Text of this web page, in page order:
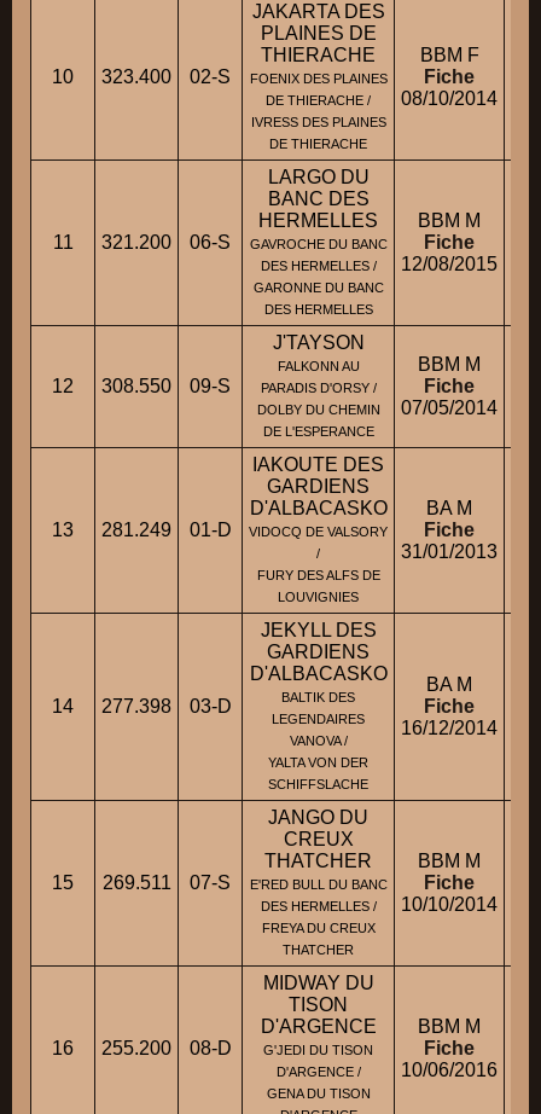
10 323.400 02-S
JAKARTA DES
PLAINES DE
THIERACHE
FOENIX DES PLAINES
DE THIERACHE /
IVRESS DES PLAINES
DE THIERACHE
BBM F
Fiche
08/10/2014
11 321.200 06-S
LARGO DU
BANC DES
HERMELLES
GAVROCHE DU BANC
DES HERMELLES /
GARONNE DU BANC
DES HERMELLES
BBM M
Fiche
12/08/2015
12 308.550 09-S
J'TAYSON
FALKONN AU
PARADIS D'ORSY /
DOLBY DU CHEMIN
DE L'ESPERANCE
BBM M
Fiche
07/05/2014
13 281.249 01-D
IAKOUTE DES
GARDIENS
D'ALBACASKO
VIDOCQ DE VALSORY
/
FURY DES ALFS DE
LOUVIGNIES
BA M
Fiche
31/01/2013
14 277.398 03-D
JEKYLL DES
GARDIENS
D'ALBACASKO
BALTIK DES
LEGENDAIRES
VANOVA /
YALTA VON DER
SCHIFFSLACHE
BA M
Fiche
16/12/2014
15 269.511 07-S
JANGO DU
CREUX
THATCHER
E'RED BULL DU BANC
DES HERMELLES /
FREYA DU CREUX
THATCHER
BBM M
Fiche
10/10/2014
16 255.200 08-D
MIDWAY DU
TISON
D'ARGENCE
G'JEDI DU TISON
D'ARGENCE /
GENA DU TISON
BBM M
Fiche
10/06/2016